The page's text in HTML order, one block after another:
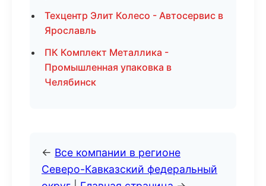
Техцентр Элит Колесо - Автосервис в
Ярославль
ПК Комплект Металлика -
Промышленная упаковка в
Челябинск
← Все компании в регионе
Северо-Кавказский федеральный